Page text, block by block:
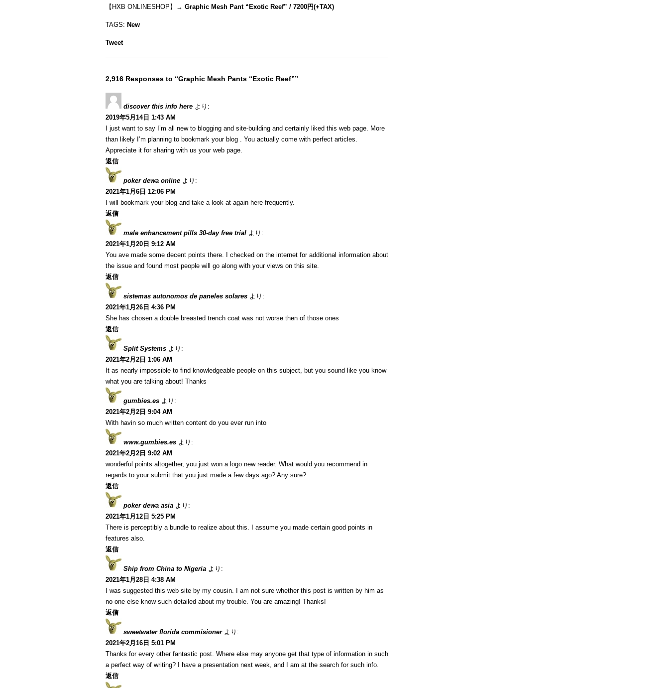
【HXB ONLINESHOP】→ Graphic Mesh Pant “Exotic Reef” / 7200円(+TAX)
TAGS: New
Tweet
2,916 Responses to “Graphic Mesh Pants “Exotic Reef””
discover this info here より:
2019年5月14日 1:43 AM
I just want to say I’m all new to blogging and site-building and certainly liked this web page. More
than likely I’m planning to bookmark your blog . You actually come with perfect articles.
Appreciate it for sharing with us your web page.
返信
poker dewa online より:
2021年1月6日 12:06 PM
I will bookmark your blog and take a look at again here frequently.
返信
male enhancement pills 30-day free trial より:
2021年1月20日 9:12 AM
You ave made some decent points there. I checked on the internet for additional information about
the issue and found most people will go along with your views on this site.
返信
sistemas autonomos de paneles solares より:
2021年1月26日 4:36 PM
She has chosen a double breasted trench coat was not worse then of those ones
返信
Split Systems より:
2021年2月2日 1:06 AM
It as nearly impossible to find knowledgeable people on this subject, but you sound like you know
what you are talking about! Thanks
gumbies.es より:
2021年2月2日 9:04 AM
With havin so much written content do you ever run into
www.gumbies.es より:
2021年2月2日 9:02 AM
wonderful points altogether, you just won a logo new reader. What would you recommend in
regards to your submit that you just made a few days ago? Any sure?
返信
poker dewa asia より:
2021年1月12日 5:25 PM
There is perceptibly a bundle to realize about this. I assume you made certain good points in
features also.
返信
Ship from China to Nigeria より:
2021年1月28日 4:38 AM
I was suggested this web site by my cousin. I am not sure whether this post is written by him as
no one else know such detailed about my trouble. You are amazing! Thanks!
返信
sweetwater florida commisioner より:
2021年2月16日 5:01 PM
Thanks for every other fantastic post. Where else may anyone get that type of information in such
a perfect way of writing? I have a presentation next week, and I am at the search for such info.
返信